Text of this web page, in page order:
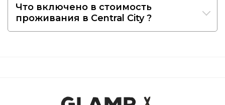
Что включено в стоимость
проживания в Central City ?